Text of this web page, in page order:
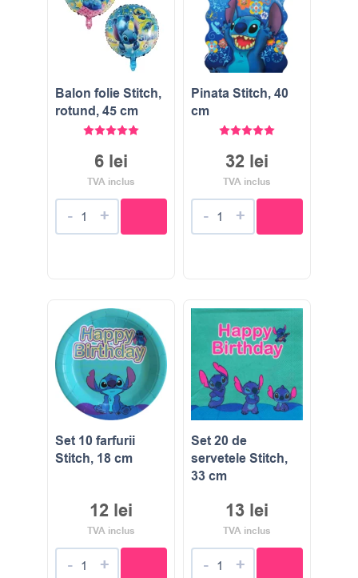
Balon folie Stitch,
rotund, 45 cm
stele din 5
6 lei
TVA inclus
- +
Pinata Stitch, 40
cm
32 lei
TVA inclus
- +
Set 10 farfurii
Stitch, 18 cm
12 lei
TVA inclus
- +
Set 20 de
servetele Stitch,
33 cm
13 lei
TVA inclus
- +